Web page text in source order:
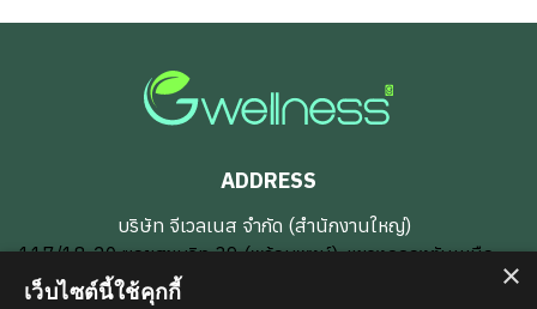
ADDRESS
บริษัท จีเวลเนส จำกัด (สำนักงานใหญ่)
117/18-20 ซอยสุขุมวิท 39 (พร้อมพงษ์), แขวงคลองตันเหนือ
เขตวัฒนา กรุงเทพมหานคร 10110
×
เว็บไซต์นี้ใช้คุกกี้